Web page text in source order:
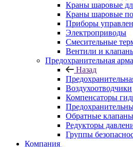
Краны шаровые
Краны шаровые
Приборы
Электроприводы
Смесительные
Вентили и
Предохранительная
Назад
Воздухоотводчики
Компенсаторы
Обратные клапаны
Редукторы
Группы
Компания